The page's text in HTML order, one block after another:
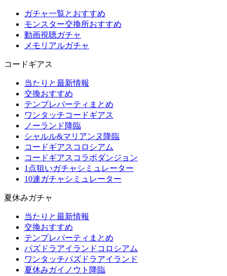
ガチャ一覧とおすすめ
モンスター交換所おすすめ
動画視聴ガチャ
メモリアルガチャ
コードギアス
当たりと最新情報
交換おすすめ
テンプレパーティまとめ
ワンタッチコードギアス
ノーランド降臨
シャルル&マリアンヌ降臨
コードギアスコロシアム
コードギアスコラボダンジョン
1点狙いガチャシミュレーター
10連ガチャシミュレーター
夏休みガチャ
当たりと最新情報
交換おすすめ
テンプレパーティまとめ
パズドラアイランドコロシアム
ワンタッチパズドラアイランド
夏休みガイノウト降臨